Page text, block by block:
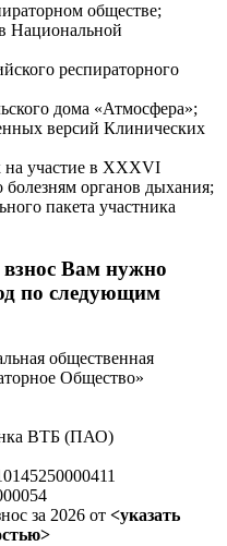
обществе;
Национальной
респираторного
дома «Атмосфера»;
версий Клинических
на участие в XXXVI
органов дыхания;
пакета участника
Вам нужно
по следующим
общественная
Общество»
ВТБ (ПАО)
за 2026 от <указать